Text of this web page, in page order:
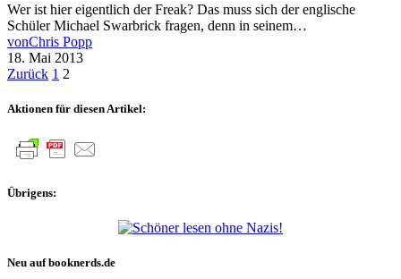
Wer ist hier eigentlich der Freak? Das muss sich der englische
Schüler Michael Swarbrick fragen, denn in seinem…
vonChris Popp
18. Mai 2013
Seitennummerierung
der
Zurück 1 2
Aktionen für diesen Artikel:
Übrigens:
Neu auf booknerds.de